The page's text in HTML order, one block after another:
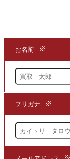
金剛流の代表曲で
「翁」「高砂」「
流派の伝統を伝え
広く知られていま